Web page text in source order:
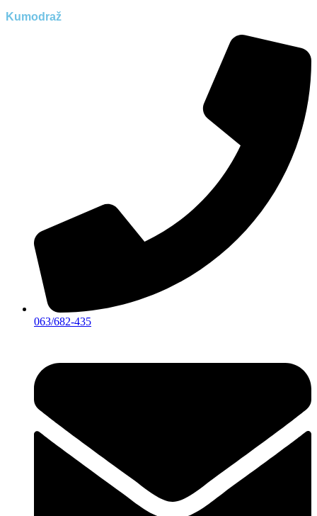
Kumodraž
063/682-435